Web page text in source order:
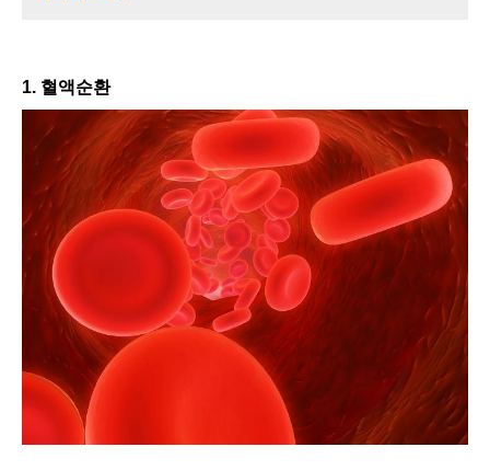
1. 혈액순환